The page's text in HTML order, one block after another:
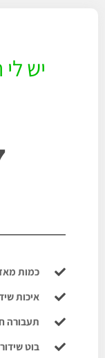
יש
כמות
איכות
תעבורה
בוט שידור